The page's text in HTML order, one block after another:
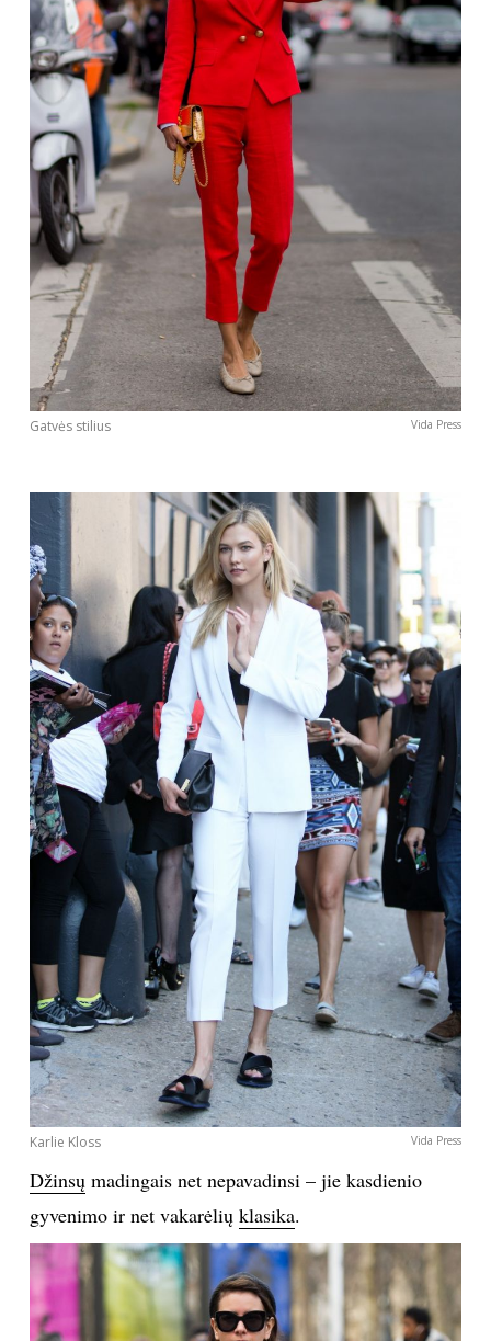
Gatvės stilius Vida Press
Karlie Kloss Vida Press
Džinsųmadingais net nepavadinsi – jie kasdienio
gyvenimo ir net vakarėlių klasika.